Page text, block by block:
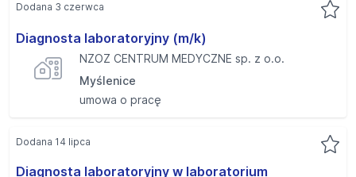
Diagnosta laboratoryjny (m/k)
NZOZ CENTRUM MEDYCZNE sp. z o.o.
Myślenice
umowa o pracę
Dodana 3 czerwca
Diagnosta laboratoryjny w laboratorium
Dodana 14 lipca